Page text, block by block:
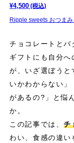
¥4,500 (税込)
Ripple sweets おつま
チョコレートとバ
ギフトにも自分へ
が、いざ選ぼうと
いかわからない
があるの?」と悩
か。
この記事では、チ
わい、食感の違い